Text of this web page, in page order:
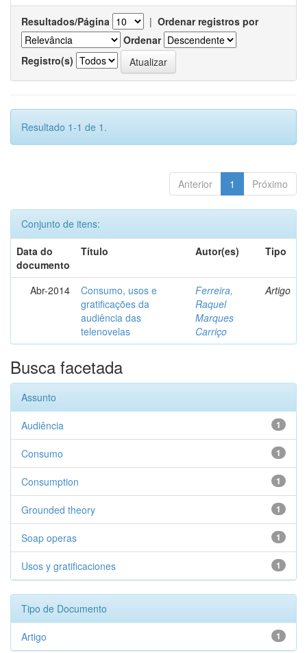
Resultados/Página | Ordenar registros por
Ordenar
Registro(s)
Resultado 1-1 de 1.
Anterior 1 Próximo
Conjunto de itens:
Data do
documento
Título Autor(es) Tipo
Abr-2014
Consumo, usos e
gratificações da
audiência das
telenovelas
Ferreira,
Raquel
Marques
Carriço
Artigo
Busca facetada
Assunto
1
Audiência
1
Consumo
1
Consumption
1
Grounded theory
1
Soap operas
1
Usos y gratificaciones
Tipo de Documento
1
Artigo